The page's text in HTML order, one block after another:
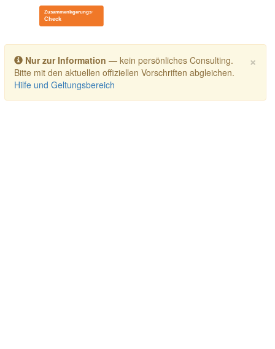
Toggle navigation
×
Nur zur Information — kein persönliches Consulting.
Bitte mit den aktuellen offiziellen Vorschriften abgleichen.
Hilfe und Geltungsbereich